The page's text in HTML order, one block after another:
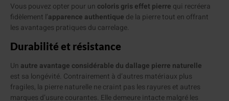
Vous pouvez opter pour un coloris gris effet pierre qui recréera
fidèlement l’apparence authentique de la pierre tout en offrant
les avantages pratiques du carrelage.
Durabilité et résistance
Un autre avantage considérable du dallage pierre naturelle
est sa longévité. Contrairement à d’autres matériaux plus
fragiles, la pierre naturelle ne craint pas les rayures et autres
marques d’usure courantes. Elle demeure intacte malgré les